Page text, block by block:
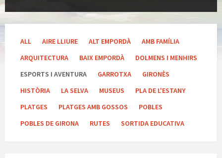
ALL AIRE LLIURE ALT EMPORDÀ
AMB FAMÍLIA
ARQUITECTURA
BAIX EMPORDÀ
DOLMENS I MENHIRS
ESPORTS I AVENTURA
GARROTXA
GIRONÈS
HISTÒRIA
LA SELVA MUSEUS
PLA DE L'ESTANY
PLATGES
PLATGES AMB GOSSOS
POBLES
POBLES DE GIRONA
RUTES SORTIDA EDUCATIVA